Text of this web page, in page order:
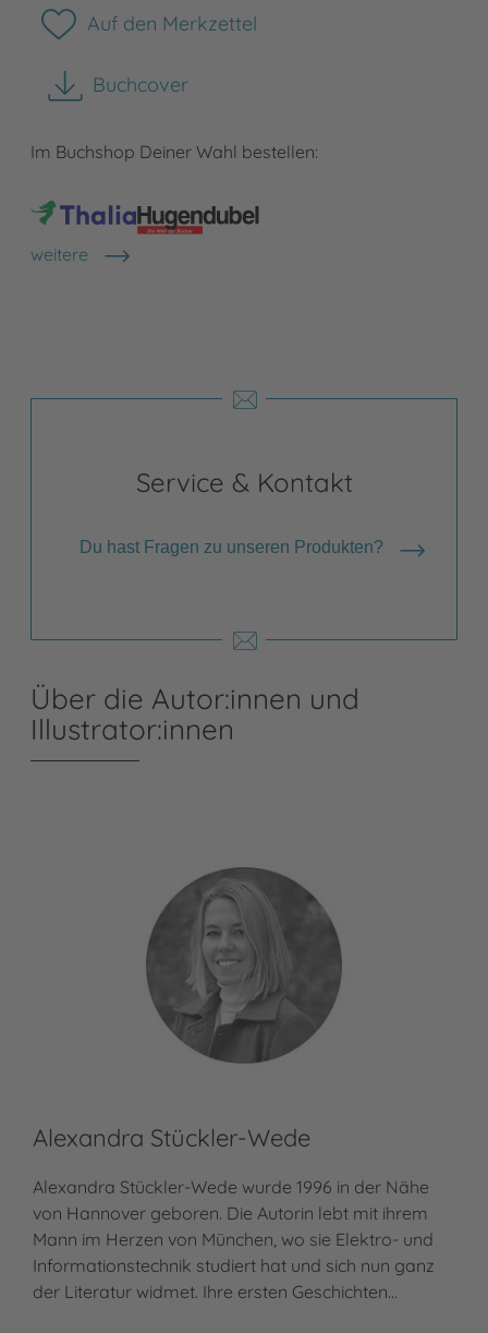
Auf den Merkzettel
Buchcover
herunterladen
Im Buchshop Deiner Wahl bestellen:
weitere
Shops anzeigen
Service & Kontakt
Du hast Fragen zu unseren Produkten?
Über die Autor:innen und
Illustrator:innen
Alexandra Stückler-Wede
Alexandra Stückler-Wede wurde 1996 in der Nähe
von Hannover geboren. Die Autorin lebt mit ihrem
Mann im Herzen von München, wo sie Elektro- und
Informationstechnik studiert hat und sich nun ganz
der Literatur widmet. Ihre ersten Geschichten…